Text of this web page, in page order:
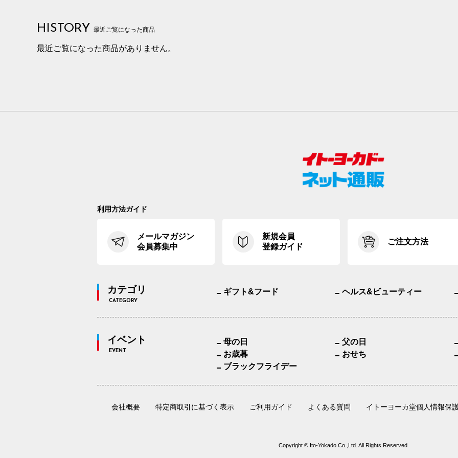
HISTORY 最近ご覧になった商品
最近ご覧になった商品がありません。
利用方法ガイド
メールマガジン
会員募集中
新規会員
登録ガイド
ご注文方法
カテゴリ
CATEGORY
ギフト&フード ヘルス&ビューティー
イベント
EVENT
母の日
父の日
お歳暮
おせち
ブラックフライデー
会社概要 特定商取引に基づく表示 ご利用ガイド よくある質問 イトーヨーカ堂個人情報保
Copyright © Ito-Yokado Co.,Ltd. All Rights Reserved.